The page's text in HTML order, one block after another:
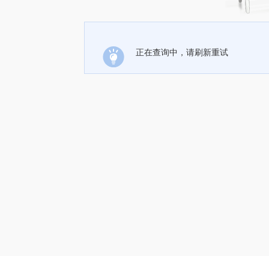
正在查询中，请刷新重试